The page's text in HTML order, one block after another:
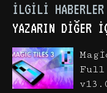
İLGILI HABERLER
YAZARIN DIĞER
Full